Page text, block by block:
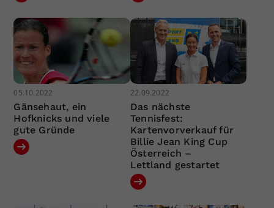
05.10.2022
Gänsehaut, ein
Hofknicks und viele
gute Gründe
22.09.2022
Das nächste
Tennisfest:
Kartenvorverkauf für
Billie Jean King Cup
Österreich –
Lettland gestartet